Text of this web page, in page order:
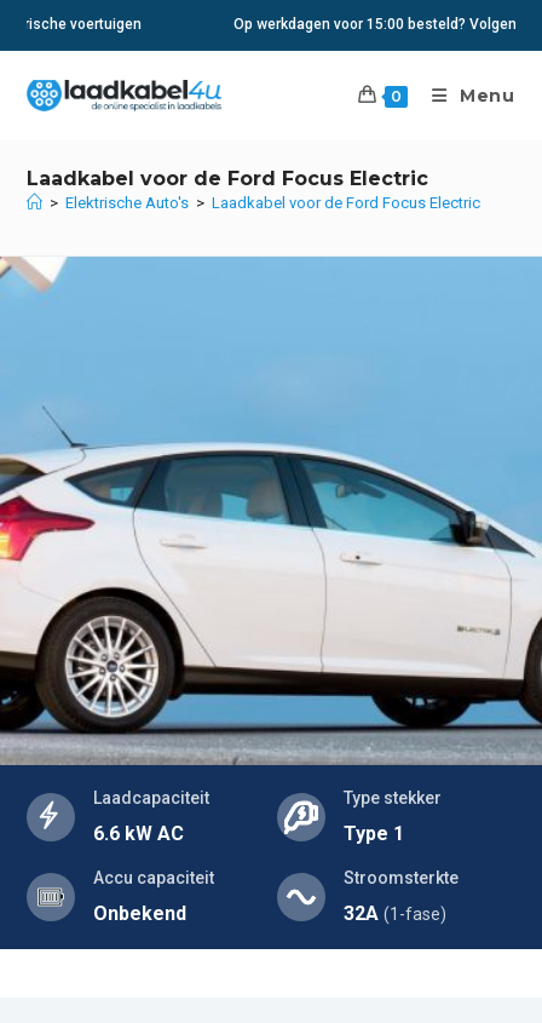
Op werkdagen voor 15:00 besteld? Volgende dag in huis
0 Menu
Laadkabel voor de Ford Focus Electric
> Elektrische Auto's > Laadkabel voor de Ford Focus Electric
Laadcapaciteit
6.6 kW AC
Type stekker
Type 1
Accu capaciteit
Onbekend
Stroomsterkte
32A (1-fase)